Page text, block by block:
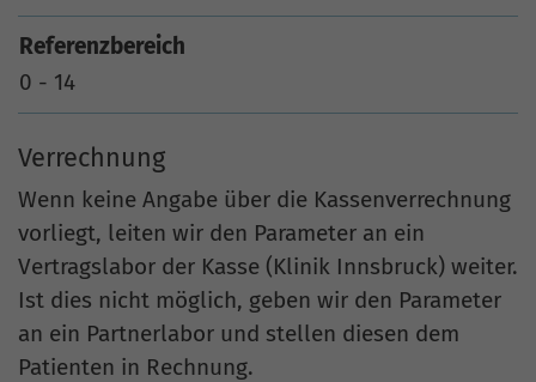
Referenzbereich
0 - 14
Verrechnung
Wenn keine Angabe über die Kassenverrechnung
vorliegt, leiten wir den Parameter an ein
Vertragslabor der Kasse (Klinik Innsbruck) weiter.
Ist dies nicht möglich, geben wir den Parameter
an ein Partnerlabor und stellen diesen dem
Patienten in Rechnung.